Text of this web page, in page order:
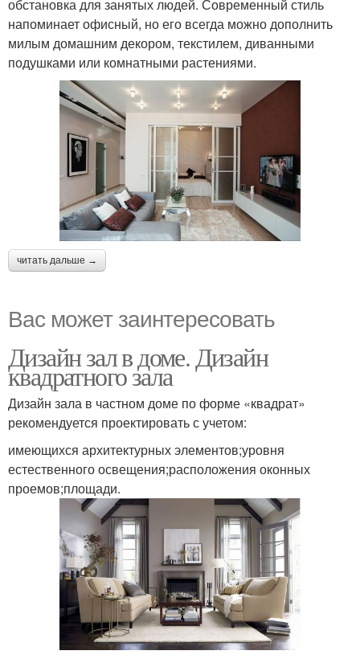
обстановка для занятых людей. Современный стиль
напоминает офисный, но его всегда можно дополнить
милым домашним декором, текстилем, диванными
подушками или комнатными растениями.
читать дальше →
Вас может заинтересовать
Дизайн зал в доме. Дизайн
квадратного зала
Дизайн зала в частном доме по форме «квадрат»
рекомендуется проектировать с учетом:
имеющихся архитектурных элементов;уровня
естественного освещения;расположения оконных
проемов;площади.